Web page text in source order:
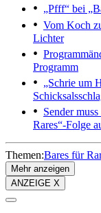
„Pfff“ bei
Vom Koch
Lichter
Programm
„Schrie um
Sender
Rares“-Folge
Themen:Bares für
Mehr anzeigen
ANZEIGE X